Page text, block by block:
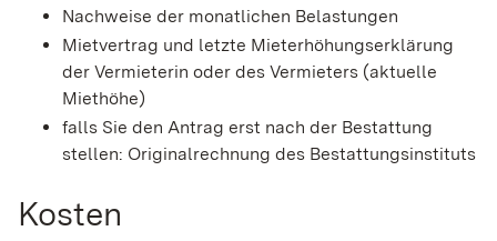
Nachweise der monatlichen Belastungen
Mietvertrag und letzte Mieterhöhungserklärung
der Vermieterin oder des Vermieters (aktuelle
Miethöhe)
falls Sie den Antrag erst nach der Bestattung
stellen: Originalrechnung des Bestattungsinstituts
Kosten